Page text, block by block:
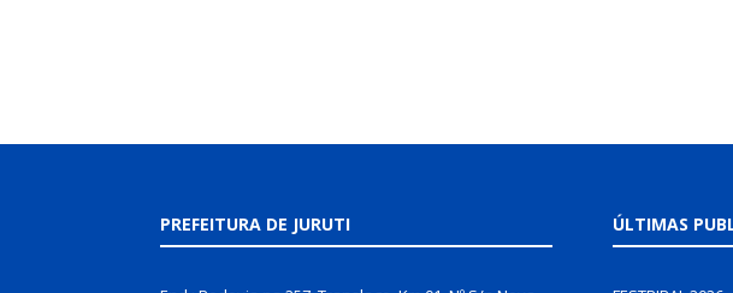
PREFEITURA DE JURUTI ÚLTIMAS